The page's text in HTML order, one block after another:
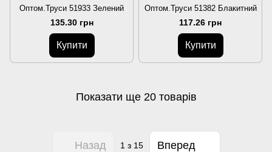
Оптом.Труси 51933 Зелений
135.30 грн
Купити
Оптом.Труси 51382 Блакитний
117.26 грн
Купити
Показати ще 20 товарів
Назад 1 з 15 Вперед